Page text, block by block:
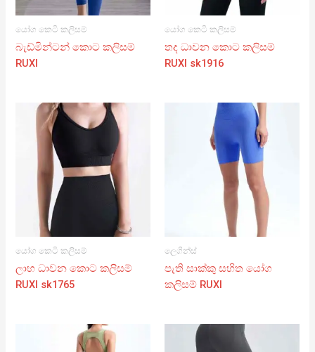
යෝග කෙටි කලිසම්
බැඩ්මින්ටන් කොට කලිසම්
RUXI
යෝග කෙටි කලිසම්
තද ධාවන කොට කලිසම්
RUXI sk1916
යෝග කෙටි කලිසම්
ලාභ ධාවන කොට කලිසම්
RUXI sk1765
ලෙගින්ස්
පැති සාක්කු සහිත යෝග
කලිසම් RUXI